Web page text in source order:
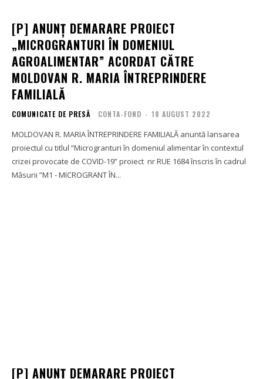
[P] ANUNȚ DEMARARE PROIECT
„MICROGRANTURI ÎN DOMENIUL
AGROALIMENTAR” ACORDAT CĂTRE
MOLDOVAN R. MARIA ÎNTREPRINDERE
FAMILIALĂ
COMUNICATE DE PRESĂ CONTA-FOND - 18 AUGUST 2022
MOLDOVAN R. MARIA ÎNTREPRINDERE FAMILIALĂ anuntă lansarea
proiectul cu titlul ”Microgranturi în domeniul alimentar în contextul
crizei provocate de COVID-19” proiect nr RUE 1684 înscris în cadrul
Măsurii ”M1 - MICROGRANT ÎN...
[P] ANUNȚ DEMARARE PROIECT